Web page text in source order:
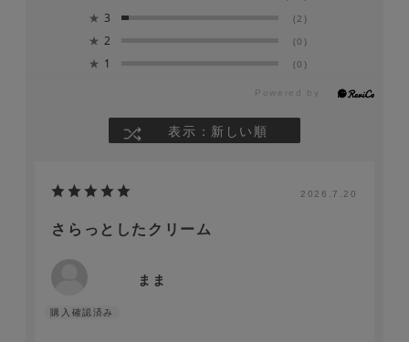
★ 3 (2)
★ 2 (0)
★ 1 (0)
表示：新しい順
2026.7.20
さらっとしたクリーム
まま